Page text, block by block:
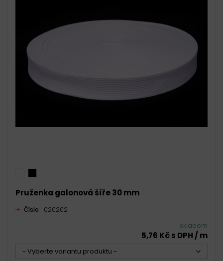
Pruženka galonová šíře 30 mm
Číslo 020202
skladem
5,76 Kč s DPH / m
- Vyberte variantu produktu -